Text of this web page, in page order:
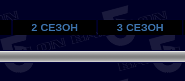
2 СЕЗОН 3 СЕЗОН